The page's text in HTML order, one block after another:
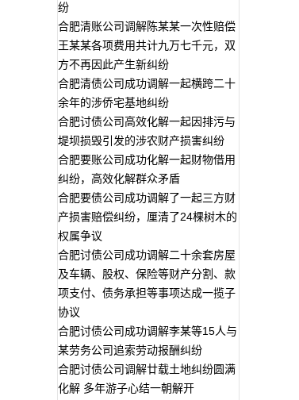
纷
合肥清账公司调解陈某某一次性赔偿
王某某各项费用共计九万七千元，双
方不再因此产生新纠纷
合肥清债公司成功调解一起横跨二十
余年的涉侨宅基地纠纷
合肥讨债公司高效化解一起因排污与
堤坝损毁引发的涉农财产损害纠纷
合肥要账公司成功化解一起财物借用
纠纷，高效化解群众矛盾
合肥要债公司成功调解了一起三方财
产损害赔偿纠纷，厘清了24棵树木的
权属争议
合肥讨债公司成功调解二十余套房屋
及车辆、股权、保险等财产分割、款
项支付、债务承担等事项达成一揽子
协议
合肥讨债公司成功调解李某等15人与
某劳务公司追索劳动报酬纠纷
合肥讨债公司调解廿载土地纠纷圆满
化解 多年游子心结一朝解开